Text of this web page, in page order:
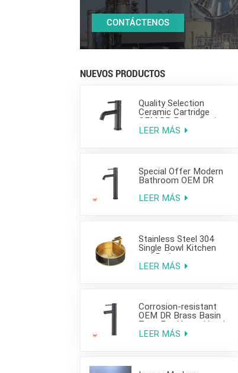
CONTÁCTENOS
NUEVOS PRODUCTOS
Quality Selection
Ceramic Cartridge
OEM DR Brass Basin
Taps For Home Hotel
LEER MÁS
Special Offer Modern
Bathroom OEM DR
Home Hotel Project
LEER MÁS
Stainless Steel 304
Single Bowl Kitchen
and Bathroom
Countertop Sink
LEER MÁS
Corrosion-resistant
OEM DR Brass Basin
Taps For Home Hotel
Project Use
LEER MÁS